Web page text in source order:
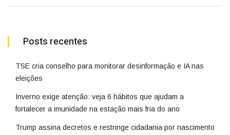
Posts recentes
TSE cria conselho para monitorar desinformação e IA nas
eleições
Inverno exige atenção: veja 6 hábitos que ajudam a
fortalecer a imunidade na estação mais fria do ano
Trump assina decretos e restringe cidadania por nascimento